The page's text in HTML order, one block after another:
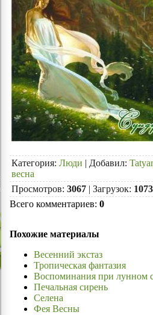
Категория: Люди | Добавил:
весна
Просмотров: 3067 | Загрузок: 1073
Всего комментариев: 0
Похожие материалы
Весенний экстаз
Тропическая фантазия
Воспоминания при лунном
Печальная сирень
Селена
Фея Весны